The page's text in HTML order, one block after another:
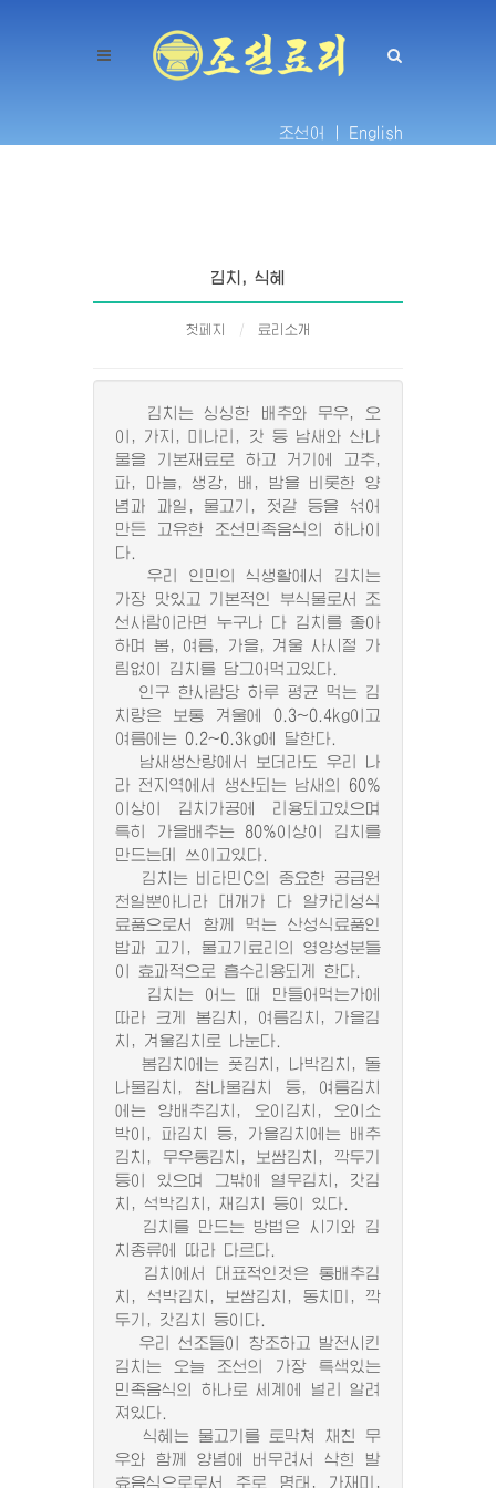
조선어 | English
김치, 식혜
첫페지 료리소개
김치는 싱싱한 배추와 무우, 오
이, 가지, 미나리, 갓 등 남새와 산나
물을 기본재료로 하고 거기에 고추,
파, 마늘, 생강, 배, 밤을 비롯한 양
념과 과일, 물고기, 젓갈 등을 섞어
만든 고유한 조선민족음식의 하나이
다.
우리 인민의 식생활에서 김치는
가장 맛있고 기본적인 부식물로서 조
선사람이라면 누구나 다 김치를 좋아
하며 봄, 여름, 가을, 겨울 사시절 가
림없이 김치를 담그어먹고있다.
인구 한사람당 하루 평균 먹는 김
치량은 보통 겨울에 0.3~0.4kg이고
여름에는 0.2~0.3kg에 달한다.
남새생산량에서 보더라도 우리 나
라 전지역에서 생산되는 남새의 60%
이상이 김치가공에 리용되고있으며
특히 가을배추는 80%이상이 김치를
만드는데 쓰이고있다.
김치는 비타민C의 중요한 공급원
천일뿐아니라 대개가 다 알카리성식
료품으로서 함께 먹는 산성식료품인
밥과 고기, 물고기료리의 영양성분들
이 효과적으로 흡수리용되게 한다.
김치는 어느 때 만들어먹는가에
따라 크게 봄김치, 여름김치, 가을김
치, 겨울김치로 나눈다.
봄김치에는 풋김치, 나박김치, 돌
나물김치, 참나물김치 등, 여름김치
에는 양배추김치, 오이김치, 오이소
박이, 파김치 등, 가을김치에는 배추
김치, 무우통김치, 보쌈김치, 깍두기
등이 있으며 그밖에 열무김치, 갓김
치, 석박김치, 채김치 등이 있다.
김치를 만드는 방법은 시기와 김
치종류에 따라 다르다.
김치에서 대표적인것은 통배추김
치, 석박김치, 보쌈김치, 동치미, 깍
두기, 갓김치 등이다.
우리 선조들이 창조하고 발전시킨
김치는 오늘 조선의 가장 특색있는
민족음식의 하나로 세계에 널리 알려
져있다.
식혜는 물고기를 토막쳐 채친 무
우와 함께 양념에 버무려서 삭힌 발
효음식으로로서 주로 명태, 가재미,